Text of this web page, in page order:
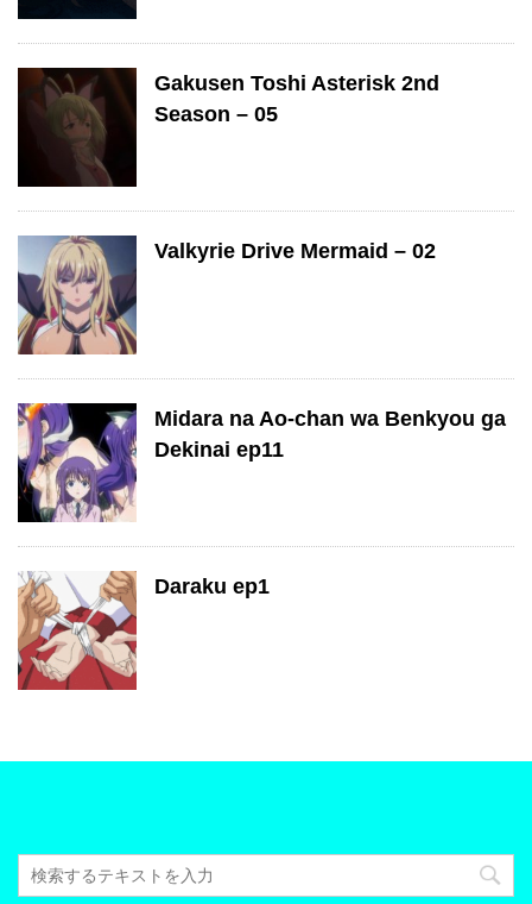
Gakusen Toshi Asterisk 2nd
Season – 05
Valkyrie Drive Mermaid – 02
Midara na Ao-chan wa Benkyou ga
Dekinai ep11
Daraku ep1